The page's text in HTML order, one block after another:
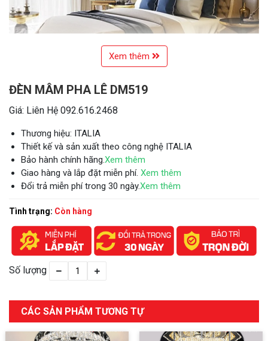
Xem thêm
ĐÈN MÂM PHA LÊ DM519
Giá: Liên Hệ 092.616.2468
Thương hiệu: ITALIA
Thiết kế và sản xuất theo công nghệ ITALIA
Bảo hành chính hãng.Xem thêm
Giao hàng và lắp đặt miễn phí. Xem thêm
Đổi trả miễn phí trong 30 ngày.Xem thêm
Tình trạng: Còn hàng
Số lượng
CÁC SẢN PHẨM TƯƠNG TỰ